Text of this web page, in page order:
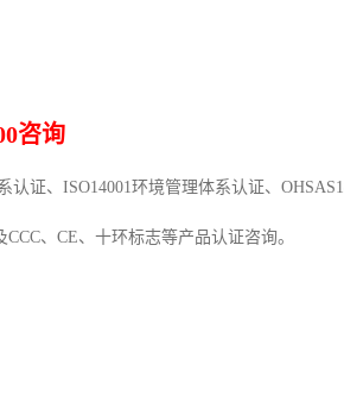
咨询
证、ISO14001环境管理体系认证、
、CE、十环标志等产品认证咨询。